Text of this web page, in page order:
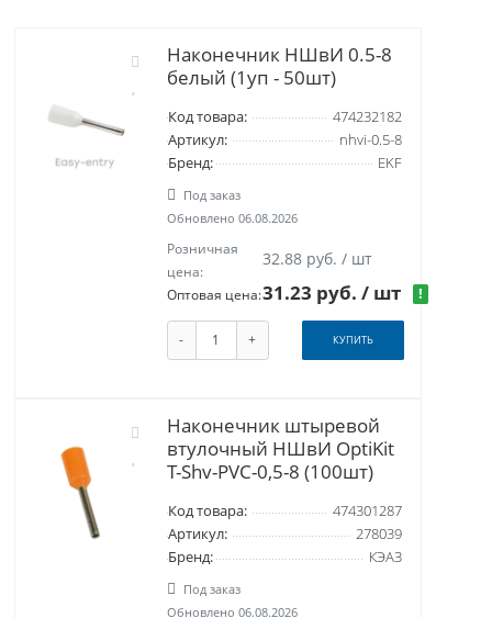
Наконечник НШвИ 0.5-8
белый (1уп - 50шт)
Код товара:
474232182
Артикул:
nhvi-0.5-8
Бренд:
EKF
Под заказ
Обновлено 06.08.2026
Розничная
цена:
32.88 руб. / шт
Оптовая цена:31.23 руб./ шт !
- + КУПИТЬ
Наконечник штыревой
втулочный НШвИ OptiKit
T-Shv-PVC-0,5-8 (100шт)
Код товара:
474301287
Артикул:
278039
Бренд:
КЭАЗ
Под заказ
Обновлено 06.08.2026